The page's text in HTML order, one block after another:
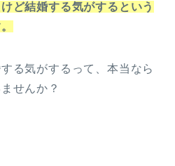
ど結婚する気がするという
る気がするって、本当なら
せんか？